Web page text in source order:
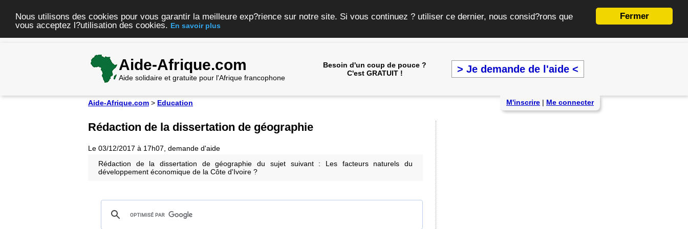
Fermer
Nous utilisons des cookies pour vous garantir la meilleure exp?rience sur notre site. Si vous continuez ? utiliser ce dernier, nous consid?rons que
vous acceptez l?utilisation des cookies. En savoir plus
Aide-Afrique.com
Aide solidaire et gratuite pour l'Afrique francophone
Besoin d'un coup de pouce ?
C'est GRATUIT !
> Je demande de l'aide <
Aide-Afrique.com > Education M'inscrire | Me connecter
Rédaction de la dissertation de géographie
Le 03/12/2017 à 17h07, demande d'aide
Rédaction de la dissertation de géographie du sujet suivant : Les facteurs naturels du
développement économique de la Côte d'Ivoire ?